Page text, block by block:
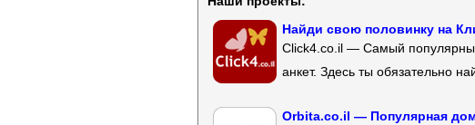
Найди свою половинку на
Click4.co.il — Самый
анкет. Здесь ты обязательно
Orbita.co.il — Популярная